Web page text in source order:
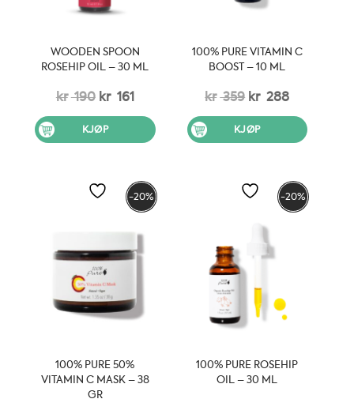
WOODEN SPOON
ROSEHIP OIL – 30 ML
kr 190 Opprinnelig
pris
var:
kr 161Nåværende
pris
KJØP
100% PURE VITAMIN C
BOOST – 10 ML
kr359 Opprinnelig
pris
var:
kr 288
pris
er:
KJØP
-20%
100% PURE 50%
VITAMIN C MASK – 38
GR
-20%
100% PURE ROSEHIP
OIL – 30 ML